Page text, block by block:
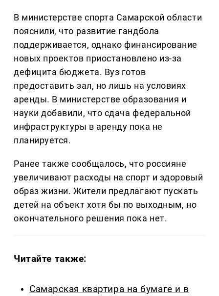
В министерстве спорта Самарской области
пояснили, что развитие гандбола
поддерживается, однако финансирование
новых проектов приостановлено из-за
дефицита бюджета. Вуз готов
предоставить зал, но лишь на условиях
аренды. В министерстве образования и
науки добавили, что сдача федеральной
инфраструктуры в аренду пока не
планируется.
Ранее также сообщалось, что россияне
увеличивают расходы на спорт и здоровый
образ жизни. Жители предлагают пускать
детей на объект хотя бы по выходным, но
окончательного решения пока нет.
Читайте также:
Самарская квартира на бумаге и в